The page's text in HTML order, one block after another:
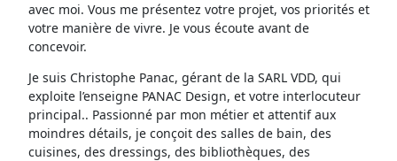
avec moi. Vous me présentez votre projet, vos priorités et
votre manière de vivre. Je vous écoute avant de
concevoir.
Je suis Christophe Panac, gérant de la SARL VDD, qui
exploite l’enseigne PANAC Design, et votre interlocuteur
principal.. Passionné par mon métier et attentif aux
moindres détails, je conçoit des salles de bain, des
cuisines, des dressings, des bibliothèques, des